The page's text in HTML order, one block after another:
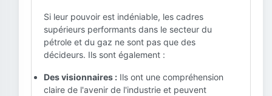
Si leur pouvoir est indéniable, les cadres
supérieurs performants dans le secteur du
pétrole et du gaz ne sont pas que des
décideurs. Ils sont également :
Des visionnaires : Ils ont une compréhension
claire de l'avenir de l'industrie et peuvent